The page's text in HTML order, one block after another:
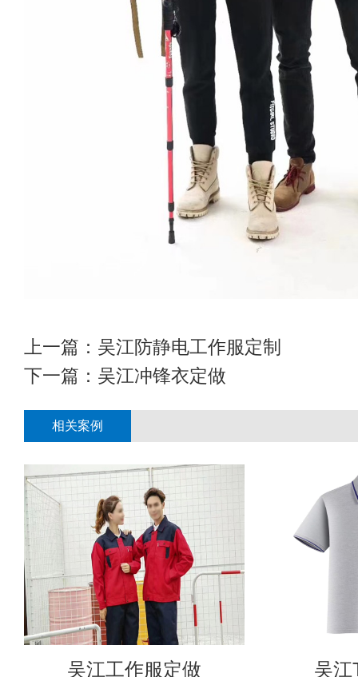
上一篇： 吴江防静电工作服定制
下一篇： 吴江冲锋衣定做
相关案例
吴江工作服定做 吴江